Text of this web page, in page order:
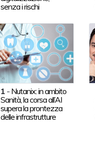
senza i rischi
1- Nutanix: in ambito
Sanità, la corsa all’AI
supera la prontezza
delle infrastrutture